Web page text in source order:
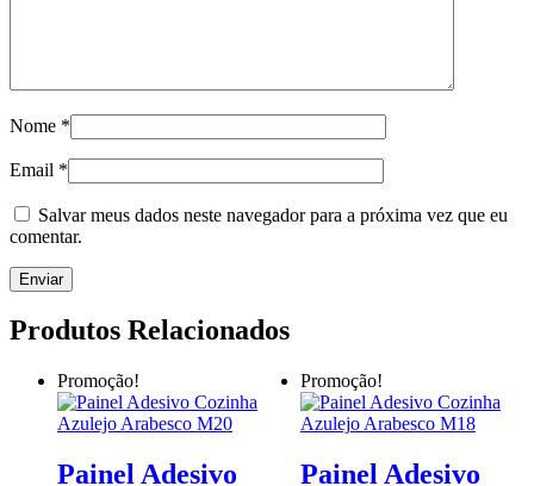
Nome *
Email *
Salvar meus dados neste navegador para a próxima vez que eu
comentar.
Produtos Relacionados
Promoção!
Painel Adesivo
Promoção!
Painel Adesivo